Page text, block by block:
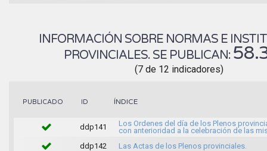
INFORMACIÓN SOBRE NORMAS E
PROVINCIALES. SE PUBLICAN:
(7 de 12 indicadores)
PUBLICADO ID ÍNDICE
ddp141
Los Ordenes del día de los Plenos
con anterioridad a la celebración de las
ddp142
Las Actas de los Plenos provinciales.